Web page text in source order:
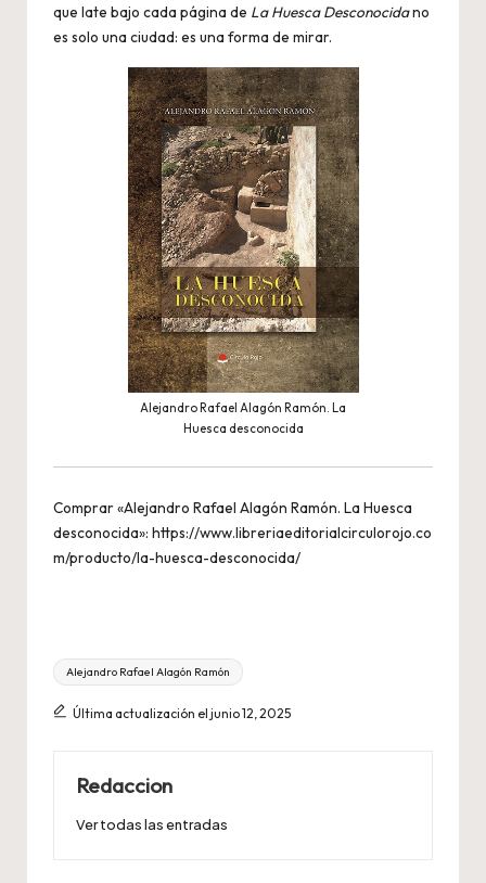
que late bajo cada página de La Huesca Desconocidano
es solo una ciudad: es una forma de mirar.
Alejandro Rafael Alagón Ramón. La
Huesca desconocida
Comprar «Alejandro Rafael Alagón Ramón. La Huesca
desconocida»: https://www.libreriaeditorialcirculorojo.co
m/producto/la-huesca-desconocida/
Etiquetas:
Alejandro Rafael Alagón Ramón
Última actualización el junio 12, 2025
Redaccion
Ver todas las entradas